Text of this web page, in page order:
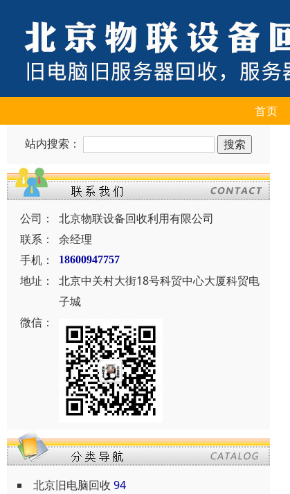
首页
站内搜索：
公司：
北京物联设备回收利用有限公司
联系：
余经理
手机：
18600947757
地址：
北京中关村大街18号科贸中心大厦科贸电
子城
微信：
北京旧电脑回收 94